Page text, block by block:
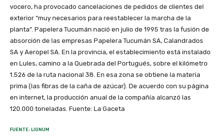
vocero, ha provocado cancelaciones de pedidos de clientes del
exterior “muy necesarios para reestablecer la marcha de la
planta”. Papelera Tucumán nació en julio de 1995 tras la fusión de
absorción de las empresas Papelera Tucumán SA, Calandrados
SA y Aeropel SA. En la provincia, el establecimiento está instalado
en Lules, camino a la Quebrada del Portugués, sobre el kilómetro
1.526 de la ruta nacional 38. En esa zona se obtiene la materia
prima (las fibras de la caña de azúcar). De acuerdo con su página
en internet, la producción anual de la compañía alcanzó las
120.000 toneladas. Fuente: La Gaceta
FUENTE: LIGNUM